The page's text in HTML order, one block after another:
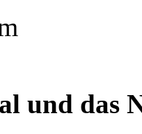
und das